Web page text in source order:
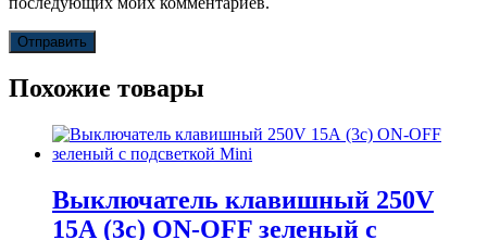
Похожие товары
Выключатель клавишный 250V
15А (3с) ON-OFF зеленый с